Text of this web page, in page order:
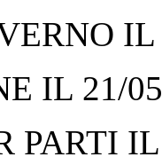
IL 21/
PARTI